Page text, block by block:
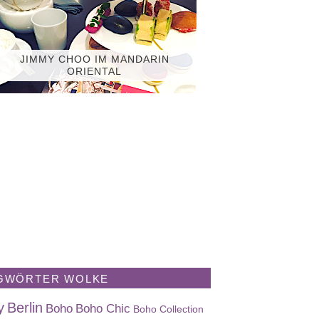
JIMMY CHOO IM MANDARIN
ORIENTAL
WOLKE
Berlin Boho Boho Chic Boho Collection